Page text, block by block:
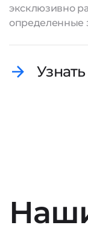
эксклюзивно
определенные